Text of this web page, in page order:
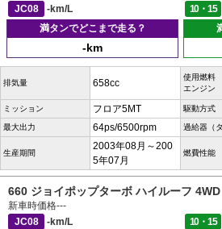
JC08
-km/L 10・15
満タンでどこまで走る？
-km
排気量 658cc
使用燃料
エンジン
ミッション フロア5MT 駆動方式
最大出力 64ps/6500rpm 過給器（
生産期間
2003年08月～200
5年07月
燃費性能
660 ジョイポップターボ ハイルーフ 4WD
新車時価格---
JC08
-km/L 10・15